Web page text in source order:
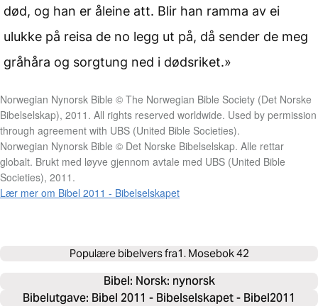
død, og han er åleine att. Blir han ramma av ei
ulukke på reisa de no legg ut på, då sender de meg
gråhåra og sorgtung ned i dødsriket.»
Norwegian Nynorsk Bible © The Norwegian Bible Society (Det Norske
Bibelselskap), 2011. All rights reserved worldwide. Used by permission
through agreement with UBS (United Bible Societies).
Norwegian Nynorsk Bible © Det Norske Bibelselskap. Alle rettar
globalt. Brukt med løyve gjennom avtale med UBS (United Bible
Societies), 2011.
Lær mer om Bibel 2011 - Bibelselskapet
Populære bibelvers fra1. Mosebok 42
Bibel: Norsk: nynorsk
Bibelutgave: Bibel 2011 - Bibelselskapet - Bibel2011